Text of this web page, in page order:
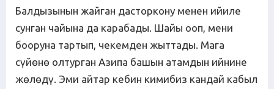
Балдызынын жайган дасторкону менен ийиле
сунган чайына да карабады. Шайы ооп, мени
бооруна тартып, чекемден жыттады. Мага
сүйөнө олтурган Азипа башын атамдын ийнине
жөлөдү. Эми айтар кебин кимибиз кандай кабыл